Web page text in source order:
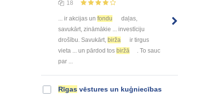
18
... ir akcijas un fondu
daļas,
savukārt, zināmākie ... investīciju
drošību. Savukārt, birža
ir tirgus
vieta ... un pārdod tos biržā
. To sauc
par ...
Rīgas vēstures un kuģniecības